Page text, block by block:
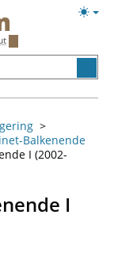
Balkenende
I (2002-
I